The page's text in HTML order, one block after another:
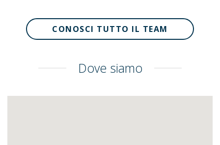
CONOSCI TUTTO IL TEAM
Dove siamo